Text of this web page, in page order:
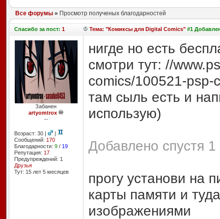
Все форумы» Просмотр полученых благодарностей
Спасибоза пост: 1 Тема: "Комиксы для Digital Comics"#1
Забанен
artyomtrox
--
Возраст: 30 |
|
Сообщений: 170
Благодарности: 9/ 19
Репутация: 17
Предупреждений: 1
Друзья
Тут: 15 лет 5 месяцев
нигде но есть
смотри тут: //
comics/100521-psp-
там сыль есть и
использую)
Добавлено спустя
прогу установи на
карты памяти и
изображениями